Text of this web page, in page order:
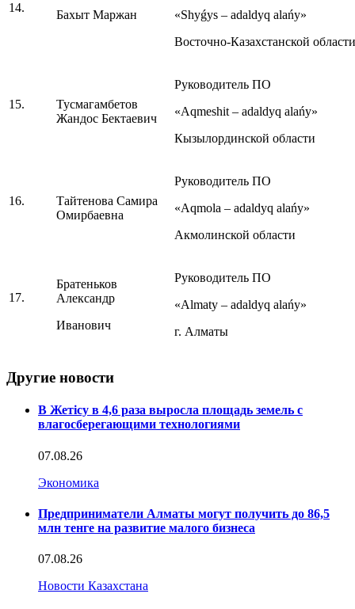
14.
Бахыт Маржан
«Shyǵys – adaldyq alańy»
Восточно-Казахстанской области
15.
Тусмагамбетов
Жандос Бектаевич
Руководитель ПО
«Aqmeshit – adaldyq alańy»
Кызылординской области
16.
Тайтенова Самира
Омирбаевна
Руководитель ПО
«Aqmola – adaldyq alańy»
Акмолинской области
17.
Братеньков
Александр
Иванович
Руководитель ПО
«Almaty – adaldyq alańy»
г. Алматы
Другие новости
В Жетісу в 4,6 раза выросла площадь земель с
влагосберегающими технологиями
07.08.26
Экономика
Предприниматели Алматы могут получить до 86,5
млн тенге на развитие малого бизнеса
07.08.26
Новости Казахстана